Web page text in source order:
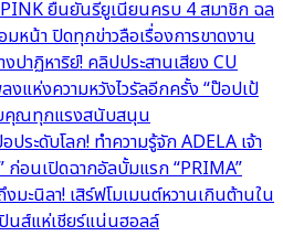
ยืนยันรียูเนียนครบ 4 สมาชิก ฉล
หน้า ปิดทุกข่าวลือเรื่องการขาดงาน
ปาฏิหาริย์! คลิปประสานเสียง CU
แห่งความหวังไวรัลอีกครั้ง “ป๊อปเป้
คุณทุกแรงสนับสนุน
ประดับโลก! ทำความรู้จัก ADELA เจ้า
ก่อนเปิดฉากอัลบั้มแรก “PRIMA”
มะนิลา! เสิร์ฟโมเมนต์หวานเกินต้านใน
ส์แห่เชียร์แน่นฮอลล์